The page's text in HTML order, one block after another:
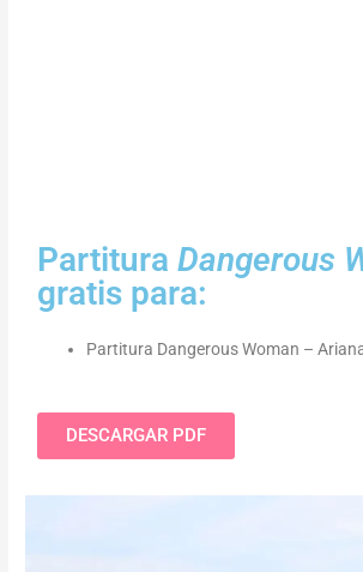
PartituraDangerous
gratis para:
Partitura Dangerous Woman –
DESCARGAR PDF